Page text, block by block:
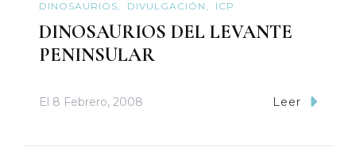
DINOSAURIOS DIVULGACIÓN ICP
DINOSAURIOS DEL LEVANTE
PENINSULAR
El 8 Febrero, 2008 Leer